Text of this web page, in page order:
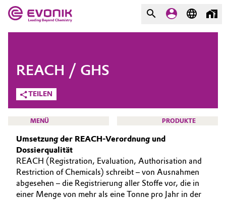
Market
Additive Manufacturing
Adhesives & Sealants
Aerospace
Agriculture
Evonik - Leading Beyond
Chemistry
Was uns antreibt
Über Evonik
We go beyond
Innovation
UNTERNEHMEN
TEILEN
REACH / GHS
MENÜ PRODUKTE
HOME
ÜBER UNS
Umsetzung der REACH-Verordnung und
Dossierqualität
REACH (Registration, Evaluation, Authorisation and
Restriction of Chemicals) schreibt – von Ausnahmen
abgesehen – die Registrierung aller Stoffe vor, die in
einer Menge von mehr als eine Tonne pro Jahr in der